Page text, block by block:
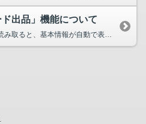
ド出品」機能について
商品についているバーコードを読み取ると、基本情報が自動で表示されます。 ご利用方法 出...